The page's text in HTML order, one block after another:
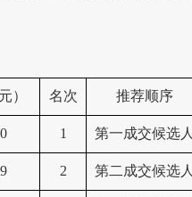
） 名次 推荐顺序
1 第一成交候选人
2 第二成交候选人